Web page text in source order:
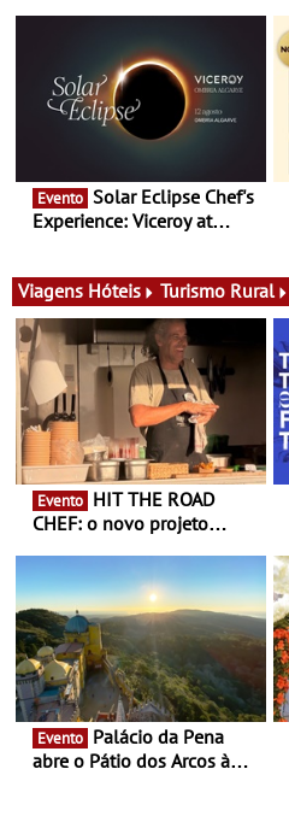
conceito gastronómico
itinerante que percorre
Portugal
Evento
Experience: Viceroy at
exclusiva
Viagens Hóteis Turismo Rural
Evento
CHEF: o novo projeto
Queiroz Ribeiro - Um novo
conceito gastronómico
itinerante que percorre
Portugal
Evento
abre o Pátio dos Arcos à